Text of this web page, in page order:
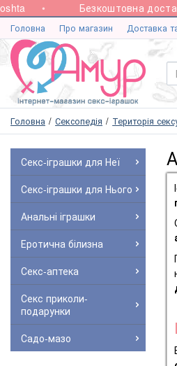
Безкоштовна доставка
Головна Про магазин Доставка
Головна Сексопедія Територія
Секс-іграшки для Неї
Секс-іграшки для Нього
Анальні іграшки
Еротична білизна
Секс-аптека
Секс приколи-
подарунки
Садо-мазо